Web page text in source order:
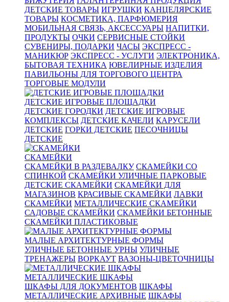
ДЕТСКИЕ ТОВАРЫ ИГРУШКИ КАНЦЕЛЯРСКИЕ
ТОВАРЫ КОСМЕТИКА, ПАРФЮМЕРИЯ
МОБИЛЬНАЯ СВЯЗЬ, АКСЕССУАРЫ НАПИТКИ,
ПРОДУКТЫ ОЧКИ СЕРВИСНЫЕ СТОЙКИ
СУВЕНИРЫ, ПОДАРКИ ЧАСЫ ЭКСПРЕСС -
МАНИКЮР ЭКСПРЕСС - УСЛУГИ ЭЛЕКТРОНИКА,
БЫТОВАЯ ТЕХНИКА ЮВЕЛИРНЫЕ ИЗДЕЛИЯ
ПАВИЛЬОНЫ ДЛЯ ТОРГОВОГО ЦЕНТРА
ТОРГОВЫЕ МОДУЛИ
ДЕТСКИЕ ИГРОВЫЕ ПЛОЩАДКИ
ДЕТСКИЕ ГОРОДКИ ДЕТСКИЕ ИГРОВЫЕ
КОМПЛЕКСЫ ДЕТСКИЕ КАЧЕЛИ КАРУСЕЛИ
ДЕТСКИЕ ГОРКИ ДЕТСКИЕ ПЕСОЧНИЦЫ
ДЕТСКИЕ
СКАМЕЙКИ
СКАМЕЙКИ В РАЗДЕВАЛКУ СКАМЕЙКИ СО
СПИНКОЙ СКАМЕЙКИ УЛИЧНЫЕ ПАРКОВЫЕ
ДЕТСКИЕ СКАМЕЙКИ СКАМЕЙКИ ДЛЯ
МАГАЗИНОВ КРАСИВЫЕ СКАМЕЙКИ ЛАВКИ
СКАМЕЙКИ МЕТАЛЛИЧЕСКИЕ СКАМЕЙКИ
САДОВЫЕ СКАМЕЙКИ СКАМЕЙКИ БЕТОННЫЕ
СКАМЕЙКИ ПЛАСТИКОВЫЕ
МАЛЫЕ АРХИТЕКТУРНЫЕ ФОРМЫ
УЛИЧНЫЕ БЕТОННЫЕ УРНЫ УЛИЧНЫЕ
ТРЕНАЖЕРЫ ВОРКАУТ ВАЗОНЫ-ЦВЕТОЧНИЦЫ
МЕТАЛЛИЧЕСКИЕ ШКАФЫ
ШКАФЫ ДЛЯ ДОКУМЕНТОВ ШКАФЫ
МЕТАЛЛИЧЕСКИЕ АРХИВНЫЕ ШКАФЫ